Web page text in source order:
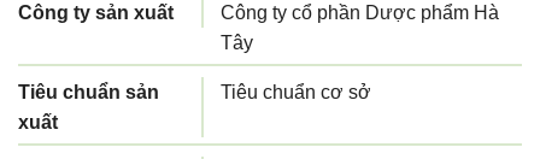
Công ty sản xuất
Công ty cổ phần Dược phẩm Hà
Tây
Tiêu chuẩn sản
xuất
Tiêu chuẩn cơ sở